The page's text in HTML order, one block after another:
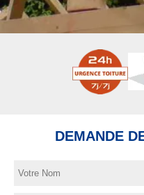
DEMANDE